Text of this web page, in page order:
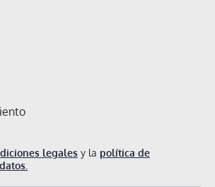
legales y la política de